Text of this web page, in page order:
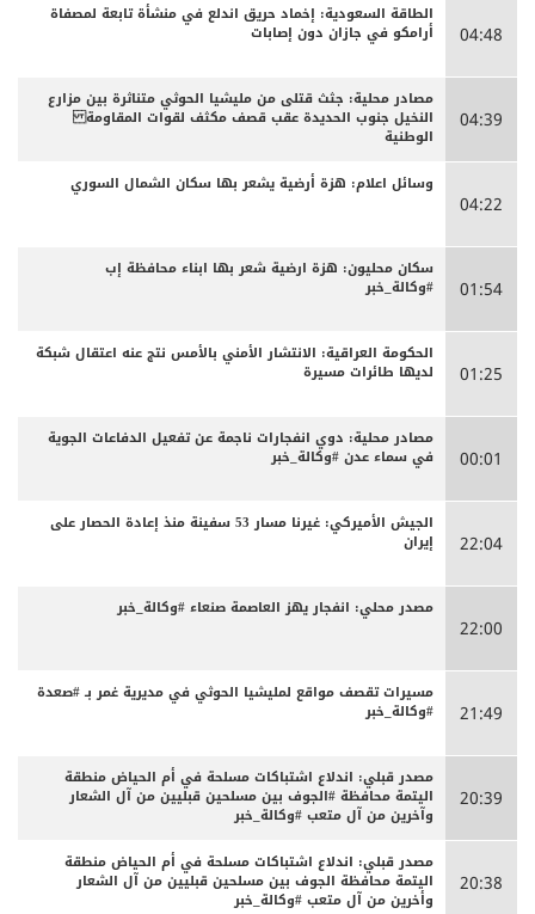
04:48
الطاقة السعودية: إخماد حريق اندلع في منشأة تابعة لمصفاة
أرامكو في جازان دون إصابات
04:39
مصادر محلية: جثث قتلى من مليشيا الحوثي متناثرة بين مزارع
النخيل جنوب الحديدة عقب قصف مكثف لقوات المقاومة
الوطنية
04:22
وسائل اعلام: هزة أرضية يشعر بها سكان الشمال السوري
01:54
سكان محليون: هزة ارضية شعر بها ابناء محافظة إب
#وكالة_خبر
01:25
الحكومة العراقية: الانتشار الأمني بالأمس نتج عنه اعتقال شبكة
لديها طائرات مسيرة
00:01
مصادر محلية: دوي انفجارات ناجمة عن تفعيل الدفاعات الجوية
في سماء عدن #وكالة_خبر
22:04
الجيش الأميركي: غيرنا مسار 53 سفينة منذ إعادة الحصار على
إيران
22:00
مصدر محلي: انفجار يهز العاصمة صنعاء #وكالة_خبر
21:49
مسيرات تقصف مواقع لمليشيا الحوثي في مديرية غمر بـ #صعدة
#وكالة_خبر
20:39
مصدر قبلي: اندلاع اشتباكات مسلحة في أم الحياض منطقة
اليتمة محافظة #الجوف بين مسلحين قبليين من آل الشعار
وآخرين من آل متعب #وكالة_خبر
20:38
مصدر قبلي: اندلاع اشتباكات مسلحة في أم الحياض منطقة
اليتمة محافظة الجوف بين مسلحين قبليين من آل الشعار
وأخرين من آل متعب #وكالة_خبر